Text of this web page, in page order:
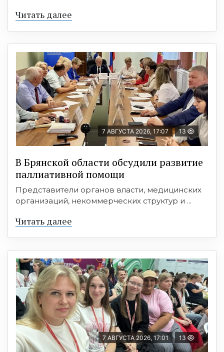
Читать далее
7 АВГУСТА 2026, 17:07 13
В Брянской области обсудили развитие
паллиативной помощи
Представители органов власти, медицинских
организаций, некоммерческих структур и ...
Читать далее
7 АВГУСТА 2026, 17:01 13